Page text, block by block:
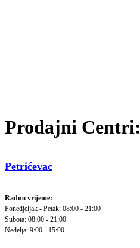
Prodajni Centri:
Petrićevac
Radno vrijeme:
Ponedjeljak - Petak: 08:00 - 21:00
Subota: 08:00 - 21:00
Nedelja: 9:00 - 15:00